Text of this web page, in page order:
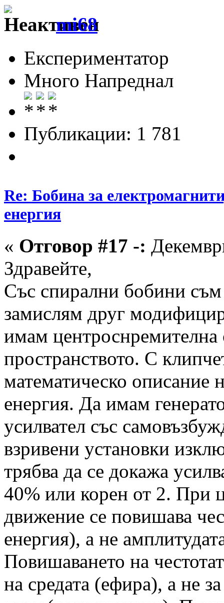
mi68
Експериментатор
Много Напреднал
Публикации: 1 781
Re: Бобина за
енергия
« Отговор #17 -:
Здравейте,
Със спирални бобини съм
замислям друг
имам центроснремителна
пространството. С
математическо описание
енергия. Да имам
усилвател със
взривени установки
трябва да се докажа
40% или корен от 2. При
движение се повишава
енергия), а не
Повишаването на
на средата (ефира), а не